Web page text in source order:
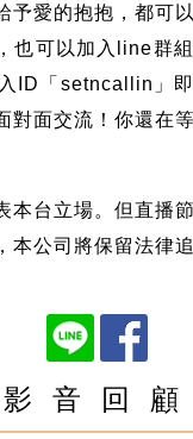
予愛的抱抱，都可
也可以加入line群
ID「setncallin」
對面交流！你還在
本台立場。但直播
本公司將保留法律追
影 音 回 顧